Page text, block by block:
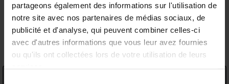
partageons également des informations sur l'utilisation de
notre site avec nos partenaires de médias sociaux, de
publicité et d'analyse, qui peuvent combiner celles-ci
avec d'autres informations que vous leur avez fournies
ou qu'ils ont collectées lors de votre utilisation de leurs
services.
SPECIFICATIONS